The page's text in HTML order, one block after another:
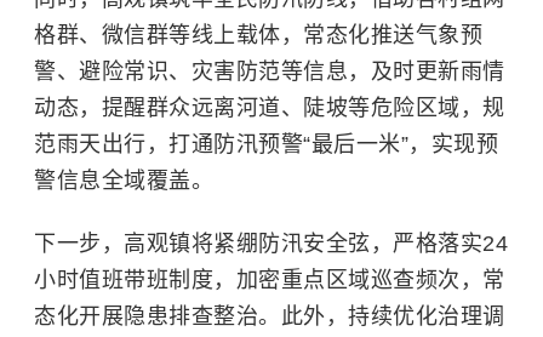
格群、微信群等线上载体，常态化推送气象预
警、避险常识、灾害防范等信息，及时更新雨情
动态，提醒群众远离河道、陡坡等危险区域，规
范雨天出行，打通防汛预警“最后一米”，实现预
警信息全域覆盖。
下一步，高观镇将紧绷防汛安全弦，严格落实24
小时值班带班制度，加密重点区域巡查频次，常
态化开展隐患排查整治。此外，持续优化治理调